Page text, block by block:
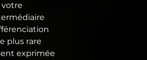
plus rare
exprimée